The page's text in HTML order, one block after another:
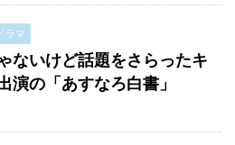
ラマ
ないけど話題をさらったキ
演の「あすなろ白書」